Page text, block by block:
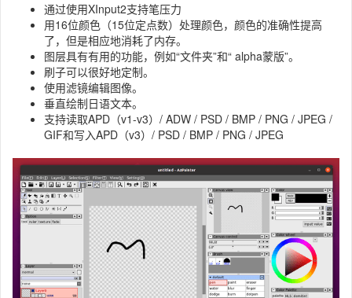
通过使用XInput2支持笔压力
用16位颜色（15位定点数）处理颜色，颜色的准确性提高
了，但是相应地消耗了内存。
图层具有有用的功能，例如“文件夹”和“ alpha蒙版”。
刷子可以很好地定制。
使用滤镜编辑图像。
垂直绘制日语文本。
支持读取APD（v1-v3）/ ADW / PSD / BMP / PNG / JPEG /
GIF和写入APD（v3）/ PSD / BMP / PNG / JPEG